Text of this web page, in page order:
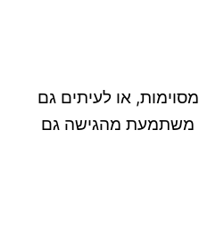
מסוימות, או לעיתים גם
משתמעת מהגישה גם